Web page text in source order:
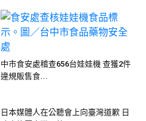
中市食安處稽查656台娃娃機 查獲2件
違規販售食...
日本媒體人在公聽會上向臺灣道歉 日